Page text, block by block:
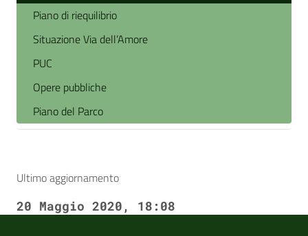
Piano di riequilibrio
Situazione Via dell’Amore
PUC
Opere pubbliche
Piano del Parco
Ultimo aggiornamento
20 Maggio 2020, 18:08